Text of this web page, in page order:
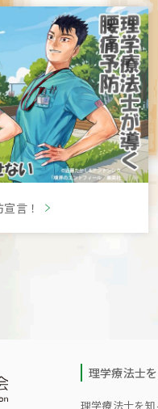
言！
理学療法士
理学療法士を